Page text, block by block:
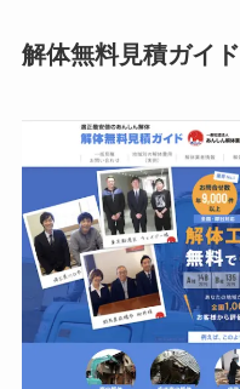
解体無料見積ガイド